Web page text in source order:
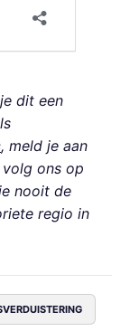
dit een
, meld je aan
ons op
nooit de
regio in